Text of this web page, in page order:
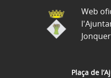
Plaça de
Web